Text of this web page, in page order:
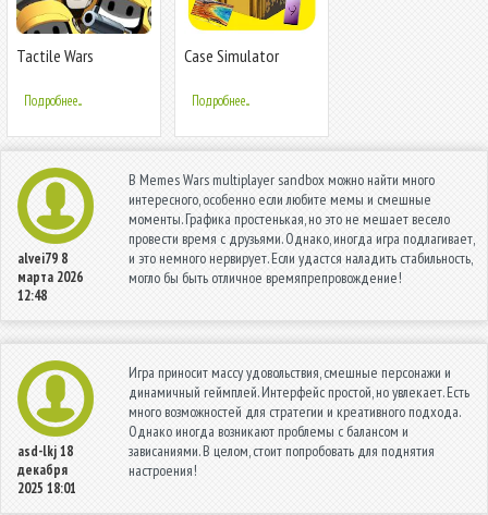
Tactile Wars
Подробнее...
Case Simulator
Подробнее...
alvei79 8
марта 2026
12:48
В Memes Wars multiplayer sandbox можно найти много
интересного, особенно если любите мемы и смешные
моменты. Графика простенькая, но это не мешает весело
провести время с друзьями. Однако, иногда игра подлагивает,
и это немного нервирует. Если удастся наладить стабильность,
могло бы быть отличное времяпрепровождение!
asd-lkj18
декабря
2025 18:01
Игра приносит массу удовольствия, смешные персонажи и
динамичный геймплей. Интерфейс простой, но увлекает. Есть
много возможностей для стратегии и креативного подхода.
Однако иногда возникают проблемы с балансом и
зависаниями. В целом, стоит попробовать для поднятия
настроения!